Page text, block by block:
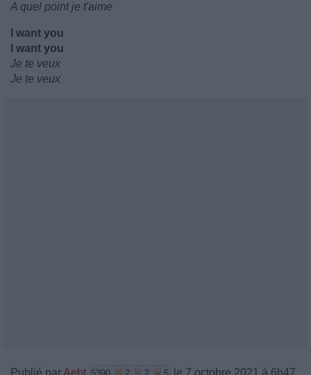
A quel point je t'aime
I want you
I want you
Je te veux
Je te veux
Publié parAeht le 7 octobre 2021 à 6h47.